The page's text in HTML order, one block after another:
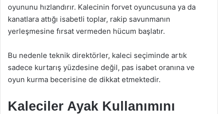
oyununu hızlandırır. Kalecinin forvet oyuncusuna ya da
kanatlara attığı isabetli toplar, rakip savunmanın
yerleşmesine fırsat vermeden hücum başlatır.
Bu nedenle teknik direktörler, kaleci seçiminde artık
sadece kurtarış yüzdesine değil, pas isabet oranına ve
oyun kurma becerisine de dikkat etmektedir.
Kaleciler Ayak Kullanımını